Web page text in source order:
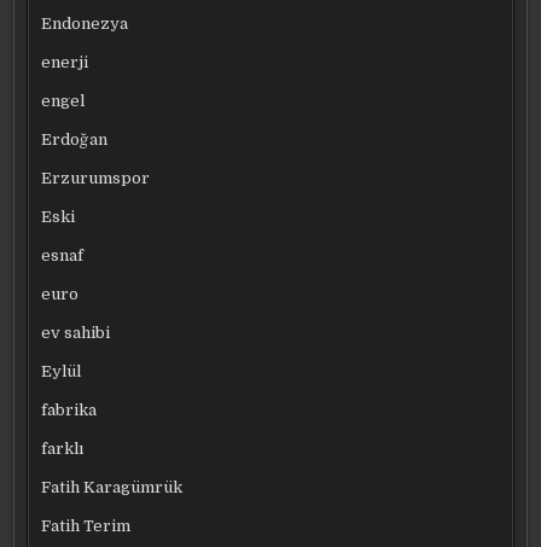
Endonezya
enerji
engel
Erdoğan
Erzurumspor
Eski
esnaf
euro
ev sahibi
Eylül
fabrika
farklı
Fatih Karagümrük
Fatih Terim